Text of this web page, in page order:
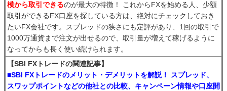
模から取引できるのが最大の特徴！ これからFXを始める人、少額
取引ができるFX口座を探している方は、絶対にチェックしておき
たいFX会社です。スプレッドの狭さにも定評があり、1回の取引で
1000万通貨まで注文が出せるので、取引量が増えて稼げるように
なってからも長く使い続けられます。
【SBI FXトレードの関連記事】
■SBI FXトレードのメリット・デメリットを解説！ スプレッド、
スワップポイントなどの他社との比較、キャンペーン情報や口座開